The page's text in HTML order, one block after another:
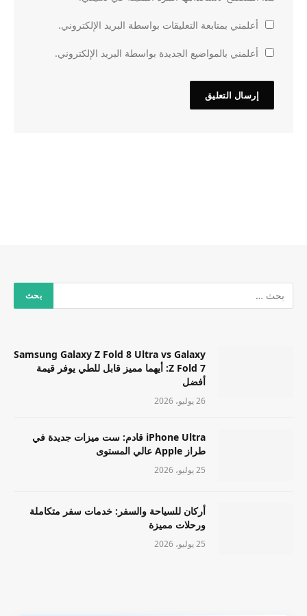
أعلمني بمتابعة التعليقات بواسطة البريد الإلكتروني.
أعلمني بالمواضيع الجديدة بواسطة البريد الإلكتروني.
Samsung Galaxy Z Fold 8 Ultra vs Galaxy
Z Fold 7: أيهما مميز قابل للطي يوفر قيمة
أفضل
26 يوليو، 2026
iPhone Ultra قادم: ست ميزات جديدة في
طراز Apple عالي المستوى
25 يوليو، 2026
أركان للسياحة والسفر: خدمات سفر متكاملة
ورحلات مميزة
25 يوليو، 2026